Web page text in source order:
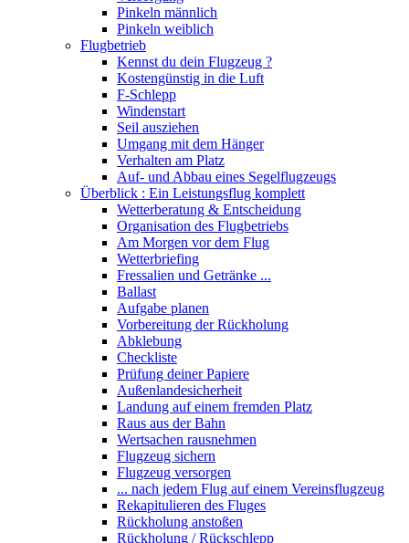
Pinkeln männlich
Pinkeln weiblich
Flugbetrieb
Kennst du dein Flugzeug ?
Kostengünstig in die Luft
F-Schlepp
Windenstart
Seil ausziehen
Umgang mit dem Hänger
Verhalten am Platz
Auf- und Abbau eines Segelflugzeugs
Überblick : Ein Leistungsflug komplett
Wetterberatung & Entscheidung
Organisation des Flugbetriebs
Am Morgen vor dem Flug
Wetterbriefing
Fressalien und Getränke ...
Ballast
Aufgabe planen
Vorbereitung der Rückholung
Abklebung
Checkliste
Prüfung deiner Papiere
Außenlandesicherheit
Landung auf einem fremden Platz
Raus aus der Bahn
Wertsachen rausnehmen
Flugzeug sichern
Flugzeug versorgen
... nach jedem Flug auf einem Vereinsflugzeug
Rekapitulieren des Fluges
Rückholung anstoßen
Rückholung / Rückschlepp